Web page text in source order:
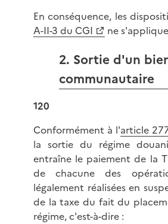
En conséquence, les
A-II-3 du CGI
ne
2. Sortie d'un
communautaire
120
Conformément à l'article
la sortie du régime
entraîne le paiement de la
de chacune des
légalement réalisées en
de la taxe du fait du
régime, c'est-à-dire :